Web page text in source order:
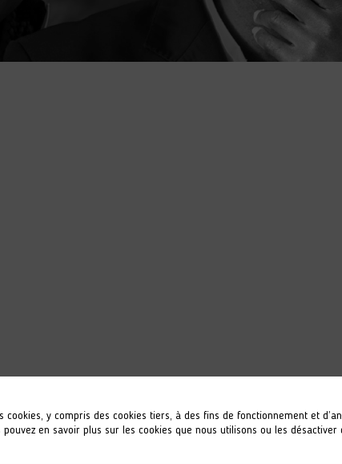
cookies, y compris des cookies tiers, à des fins de fonctionnement et
pouvez en savoir plus sur les cookies que nous utilisons ou les désactiver